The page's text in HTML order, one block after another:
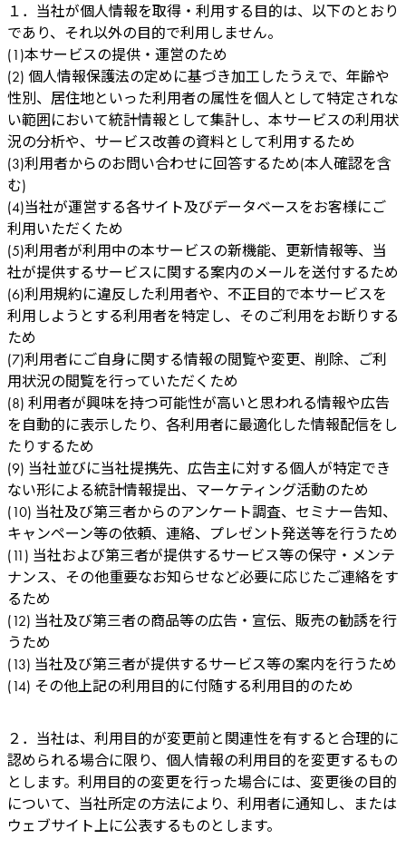
１．当社が個人情報を取得・利用する目的は、以下のとおり
であり、それ以外の目的で利用しません。
(1)本サービスの提供・運営のため
(2) 個人情報保護法の定めに基づき加工したうえで、年齢や
性別、居住地といった利用者の属性を個人として特定されな
い範囲において統計情報として集計し、本サービスの利用状
況の分析や、サービス改善の資料として利用するため
(3)利用者からのお問い合わせに回答するため(本人確認を含
む)
(4)当社が運営する各サイト及びデータベースをお客様にご
利用いただくため
(5)利用者が利用中の本サービスの新機能、更新情報等、当
社が提供するサービスに関する案内のメールを送付するため
(6)利用規約に違反した利用者や、不正目的で本サービスを
利用しようとする利用者を特定し、そのご利用をお断りする
ため
(7)利用者にご自身に関する情報の閲覧や変更、削除、ご利
用状況の閲覧を行っていただくため
(8) 利用者が興味を持つ可能性が高いと思われる情報や広告
を自動的に表示したり、各利用者に最適化した情報配信をし
たりするため
(9) 当社並びに当社提携先、広告主に対する個人が特定でき
ない形による統計情報提出、マーケティング活動のため
(10) 当社及び第三者からのアンケート調査、セミナー告知、
キャンペーン等の依頼、連絡、プレゼント発送等を行うため
(11) 当社および第三者が提供するサービス等の保守・メンテ
ナンス、その他重要なお知らせなど必要に応じたご連絡をす
るため
(12) 当社及び第三者の商品等の広告・宣伝、販売の勧誘を行
うため
(13) 当社及び第三者が提供するサービス等の案内を行うため
(14) その他上記の利用目的に付随する利用目的のため
２．当社は、利用目的が変更前と関連性を有すると合理的に
認められる場合に限り、個人情報の利用目的を変更するもの
とします。利用目的の変更を行った場合には、変更後の目的
について、当社所定の方法により、利用者に通知し、または
ウェブサイト上に公表するものとします。